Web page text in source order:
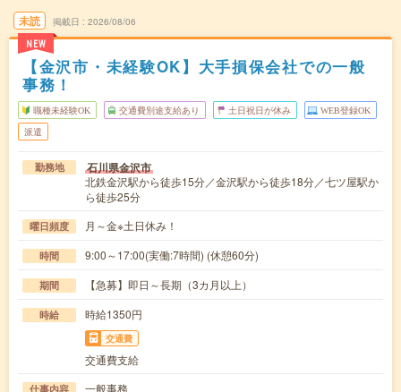
未読
NEW
掲載日 2026/08/06
【金沢市・未経験OK】大手損保会社での一般
事務！
職種未経験OK 交通費別途支給あり 土日祝日が休み WEB登録OK
派遣
勤務地 石川県金沢市
北鉄金沢駅から徒歩15分／金沢駅から徒歩18分／七ツ屋駅か
ら徒歩25分
曜日頻度 月～金※土日休み！
時間 9:00～17:00(実働:7時間) (休憩60分)
期間 【急募】即日～長期（3カ月以上）
時給 時給1350円
交通費
交通費支給
仕事内容
一般事務